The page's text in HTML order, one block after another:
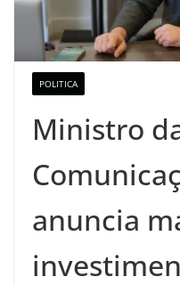
POLITICA
Ministro
anuncia